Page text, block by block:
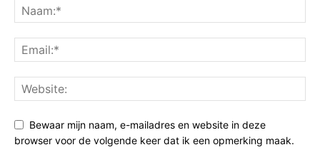
Bewaar mijn naam, e-mailadres en website in deze
browser voor de volgende keer dat ik een opmerking maak.